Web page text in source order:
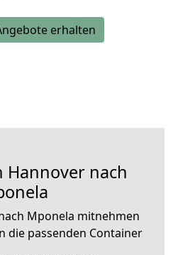
erhalten
Hannover nach
Mponela mitnehmen
die passenden Container